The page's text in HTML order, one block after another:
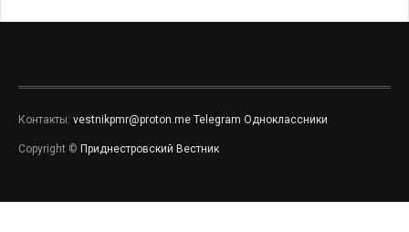
Контакты: vestnikpmr@proton.me Telegram Одноклассники
Copyright © Приднестровский Вестник